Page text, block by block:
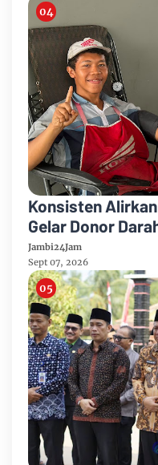
Konsisten
Gelar Donor
Anniversary
Jambi24Jam
Sept 07, 2026